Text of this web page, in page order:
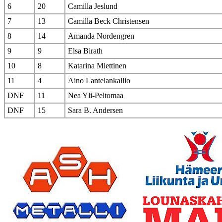
6 20
Camilla Jeslund
7
13
Camilla Beck Christensen
8
14
Amanda Nordengren
9
9
Elsa Birath
10
8
Katarina Miettinen
11
4
Aino Lantelankallio
DNF
11
Nea Yli-Peltomaa
DNF
15 Sara B. Andersen